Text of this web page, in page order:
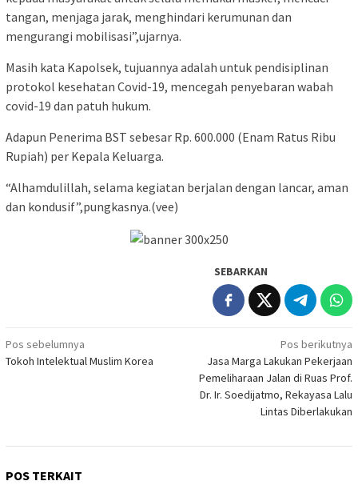
tangan, menjaga jarak, menghindari kerumunan dan
mengurangi mobilisasi”,ujarnya.
Masih kata Kapolsek, tujuannya adalah untuk pendisiplinan
protokol kesehatan Covid-19, mencegah penyebaran wabah
covid-19 dan patuh hukum.
Adapun Penerima BST sebesar Rp. 600.000 (Enam Ratus Ribu
Rupiah) per Kepala Keluarga.
“Alhamdulillah, selama kegiatan berjalan dengan lancar, aman
dan kondusif”,pungkasnya.(vee)
SEBARKAN
Navigasi
pos
Pos sebelumnya
Tokoh Intelektual Muslim Korea
Pos berikutnya
Jasa Marga Lakukan Pekerjaan
Pemeliharaan Jalan di Ruas Prof.
Dr. Ir. Soedijatmo, Rekayasa Lalu
Lintas Diberlakukan
POS TERKAIT